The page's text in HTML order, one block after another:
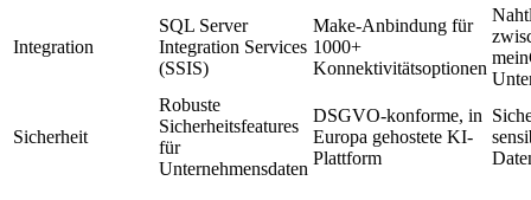
Integration
SQL Server
Integration Services
(SSIS)
Make-Anbindung für
1000+
Konnektivitätsoptionen
Sicherheit
Robuste
Sicherheitsfeatures
für
Unternehmensdaten
DSGVO-konforme, in
Europa gehostete KI-
Plattform